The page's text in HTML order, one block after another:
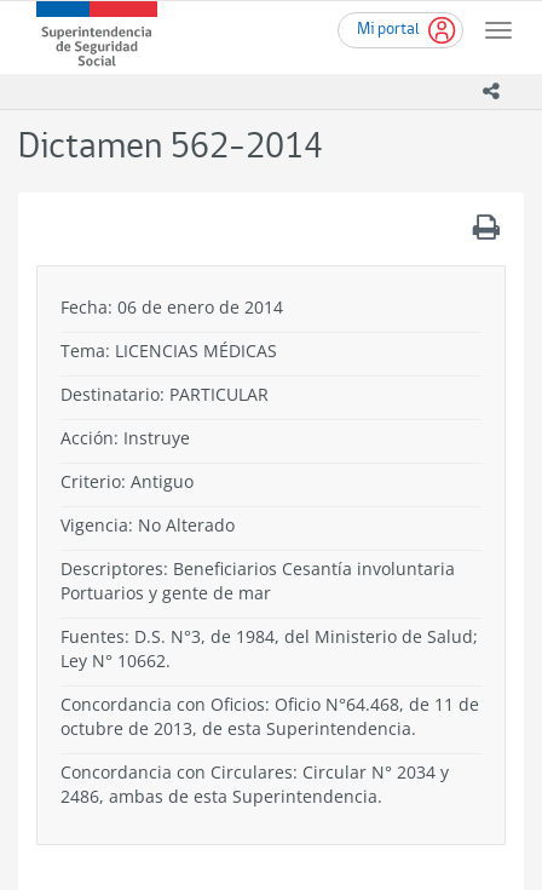
contenido
Mi portal
Toggle
Superintendencia
de
-
Dictamen 562-2014
Fecha: 06 de enero de 2014
Tema: LICENCIAS MÉDICAS
Destinatario: PARTICULAR
Acción: Instruye
Criterio: Antiguo
Vigencia: No Alterado
Descriptores: Beneficiarios Cesantía involuntaria
Portuarios y gente de mar
Fuentes: D.S. N°3, de 1984, del Ministerio de Salud;
Ley N° 10662.
Concordancia con Oficios: Oficio N°64.468, de 11 de
octubre de 2013, de esta Superintendencia.
Concordancia con Circulares: Circular N° 2034 y
2486, ambas de esta Superintendencia.